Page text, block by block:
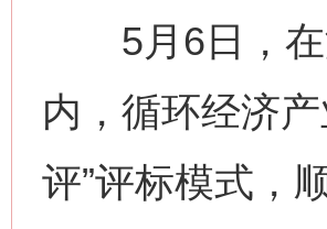
5月6日，在
内，循环经济
评”评标模式，